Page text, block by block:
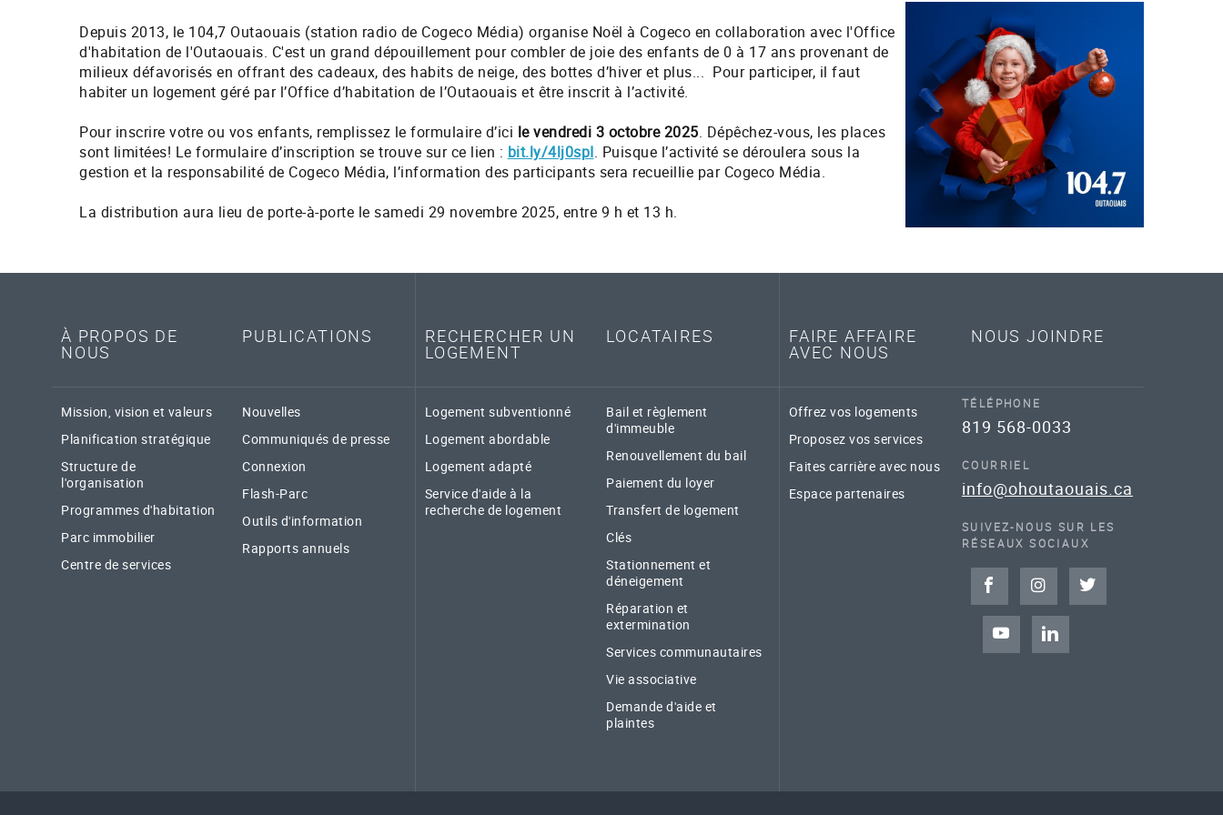
Depuis 2013, le 104,7 Outaouais (station radio de Cogeco Média) organise Noël à Cogeco en collaboration avec l'Office
d'habitation de l'Outaouais. C'est un grand dépouillement pour combler de joie des enfants de 0 à 17 ans provenant de
milieux défavorisés en offrant des cadeaux, des habits de neige, des bottes d’hiver et plus... Pour participer, il faut
habiter un logement géré par l’Office d’habitation de l’Outaouais et être inscrit à l’activité.
Pour inscrire votre ou vos enfants, remplissez le formulaire d’ici le vendredi 3 octobre 2025. Dépêchez-vous, les places
sont limitées! Le formulaire d’inscription se trouve sur ce lien : bit.ly/4lj0spI. Puisque l’activité se déroulera sous la
gestion et la responsabilité de Cogeco Média, l’information des participants sera recueillie par Cogeco Média.
La distribution aura lieu de porte-à-porte le samedi 29 novembre 2025, entre 9 h et 13 h.
À PROPOS DE
NOUS
Mission, vision et valeurs
Planification stratégique
Structure de
l'organisation
Programmes d'habitation
Parc immobilier
Centre de services
PUBLICATIONS
Nouvelles
Communiqués de presse
Connexion
Flash-Parc
Outils d'information
Rapports annuels
RECHERCHER UN
LOGEMENT
Logement subventionné
Logement abordable
Logement adapté
Service d'aide à la
recherche de logement
LOCATAIRES
Bail et règlement
d'immeuble
Renouvellement du bail
Paiement du loyer
Transfert de logement
Clés
Stationnement et
déneigement
Réparation et
extermination
Services communautaires
Vie associative
Demande d'aide et
plaintes
FAIRE AFFAIRE
AVEC NOUS
Offrez vos logements
Proposez vos services
Faites carrière avec nous
Espace partenaires
NOUS JOINDRE
TÉLÉPHONE
819 568-0033
COURRIEL
info@ohoutaouais.ca
SUIVEZ-NOUS SUR LES
RÉSEAUX SOCIAUX